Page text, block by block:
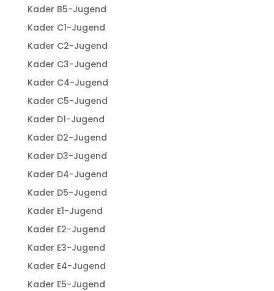
Kader B5-Jugend
Kader C1-Jugend
Kader C2-Jugend
Kader C3-Jugend
Kader C4-Jugend
Kader C5-Jugend
Kader D1-Jugend
Kader D2-Jugend
Kader D3-Jugend
Kader D4-Jugend
Kader D5-Jugend
Kader E1-Jugend
Kader E2-Jugend
Kader E3-Jugend
Kader E4-Jugend
Kader E5-Jugend